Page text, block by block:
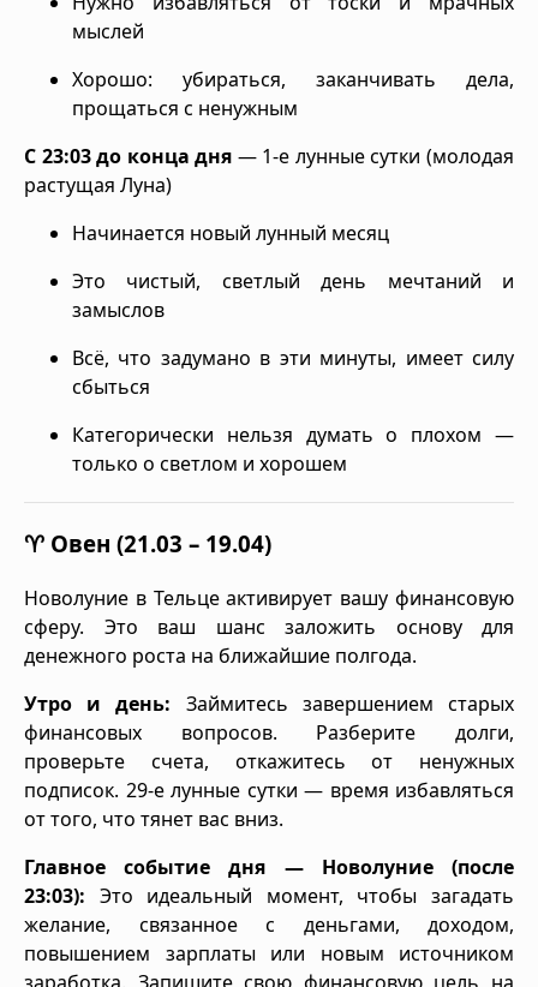
мыслей
Хорошо: убираться, заканчивать дела,
прощаться с ненужным
С 23:03 до конца дня — 1-е лунные сутки (молодая
растущая Луна)
Начинается новый лунный месяц
Это чистый, светлый день мечтаний и
замыслов
Всё, что задумано в эти минуты, имеет силу
сбыться
Категорически нельзя думать о плохом —
только о светлом и хорошем
♈ Овен (21.03 – 19.04)
Новолуние в Тельце активирует вашу финансовую
сферу. Это ваш шанс заложить основу для
денежного роста на ближайшие полгода.
Утро и день: Займитесь завершением старых
финансовых вопросов. Разберите долги,
проверьте счета, откажитесь от ненужных
подписок. 29-е лунные сутки — время избавляться
от того, что тянет вас вниз.
Главное событие дня — Новолуние (после
23:03): Это идеальный момент, чтобы загадать
желание, связанное с деньгами, доходом,
повышением зарплаты или новым источником